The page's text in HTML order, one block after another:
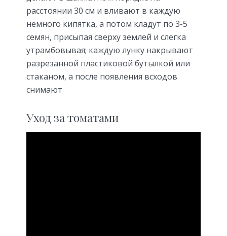
расстоянии 30 см и вливают в каждую
немного кипятка, а потом кладут по 3-5
семян, присыпая сверху землей и слегка
утрамбовывая; каждую лунку накрывают
разрезанной пластиковой бутылкой или
стаканом, а после появления всходов
снимают
Уход за томатами